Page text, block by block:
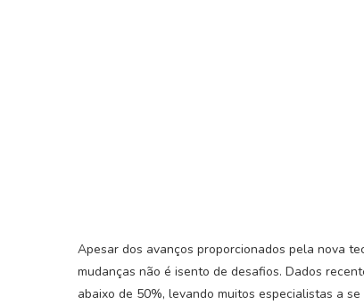
Apesar dos avanços proporcionados pela nova
mudanças não é isento de desafios. Dados
abaixo de 50%, levando muitos especialistas a